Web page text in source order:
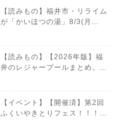
【読みもの】福井市・リライム
が「かいほつの湯」8/3(月...
【読みもの】【2026年版】福
井のレジャープールまとめ。...
【イベント】【開催済】第2回
ふくいやきとりフェス！！！...